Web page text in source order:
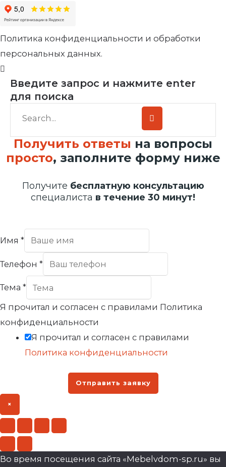
Политика конфиденциальности и обработки
персональных данных.
Введите запрос и нажмите enter
для поиска
Получить ответы на вопросы
просто, заполните форму ниже
Получите бесплатную консультацию
специалиста в течение 30 минут!
Имя *
Телефон *
Тема *
Я прочитал и согласен с правилами Политика
конфиденциальности
Я прочитал и согласен с правилами
Политика конфиденциальности
Отправить заявку
×
Во время посещения сайта «Mebelvdom-sp.ru» вы